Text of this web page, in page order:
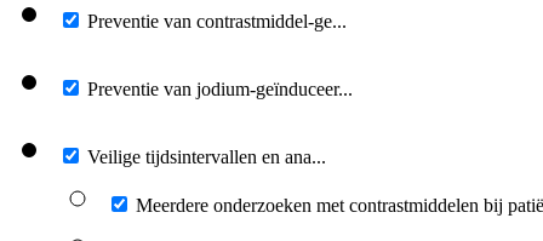
Preventie van contrastmiddel-ge...
Preventie van jodium-geïnduceer...
Veilige tijdsintervallen en ana...
Meerdere onderzoeken met contrastmiddelen bij